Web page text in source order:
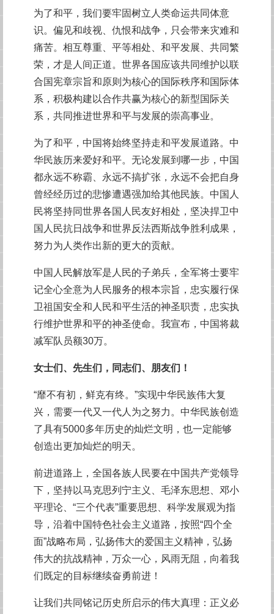
为了和平，我们要牢固树立人类命运共同体意
识。偏见和歧视、仇恨和战争，只会带来灾难和
痛苦。相互尊重、平等相处、和平发展、共同繁
荣，才是人间正道。世界各国应该共同维护以联
合国宪章宗旨和原则为核心的国际秩序和国际体
系，积极构建以合作共赢为核心的新型国际关
系，共同推进世界和平与发展的崇高事业。
为了和平，中国将始终坚持走和平发展道路。中
华民族历来爱好和平。无论发展到哪一步，中国
都永远不称霸、永远不搞扩张，永远不会把自身
曾经经历过的悲惨遭遇强加给其他民族。中国人
民将坚持同世界各国人民友好相处，坚决捍卫中
国人民抗日战争和世界反法西斯战争胜利成果，
努力为人类作出新的更大的贡献。
中国人民解放军是人民的子弟兵，全军将士要牢
记全心全意为人民服务的根本宗旨，忠实履行保
卫祖国安全和人民和平生活的神圣职责，忠实执
行维护世界和平的神圣使命。我宣布，中国将裁
减军队员额30万。
女士们、先生们，同志们、朋友们！
“靡不有初，鲜克有终。”实现中华民族伟大复
兴，需要一代又一代人为之努力。中华民族创造
了具有5000多年历史的灿烂文明，也一定能够
创造出更加灿烂的明天。
前进道路上，全国各族人民要在中国共产党领导
下，坚持以马克思列宁主义、毛泽东思想、邓小
平理论、“三个代表”重要思想、科学发展观为指
导，沿着中国特色社会主义道路，按照“四个全
面”战略布局，弘扬伟大的爱国主义精神，弘扬
伟大的抗战精神，万众一心，风雨无阻，向着我
们既定的目标继续奋勇前进！
让我们共同铭记历史所启示的伟大真理：正义必